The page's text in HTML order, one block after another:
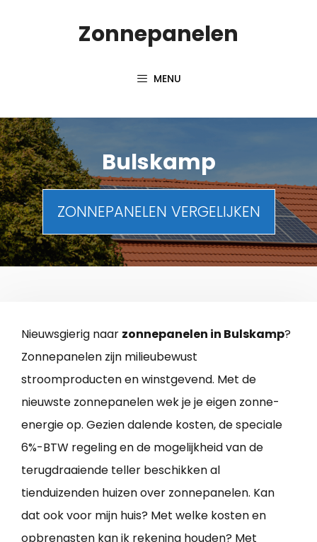
Zonnepanelen
MENU
Bulskamp
ZONNEPANELEN VERGELIJKEN
Nieuwsgierig naar zonnepanelen in Bulskamp?
Zonnepanelen zijn milieubewust
stroomproducten en winstgevend. Met de
nieuwste zonnepanelen wek je je eigen zonne-
energie op. Gezien dalende kosten, de speciale
6%-BTW regeling en de mogelijkheid van de
terugdraaiende teller beschikken al
tienduizenden huizen over zonnepanelen. Kan
dat ook voor mijn huis? Met welke kosten en
opbrengsten kan ik rekening houden? Met